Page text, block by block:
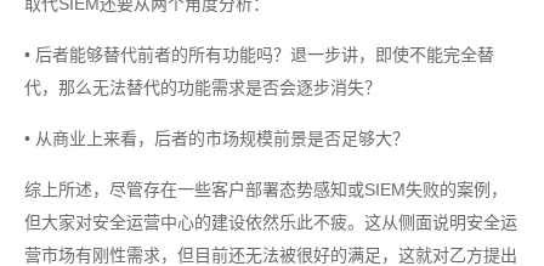
取代SIEM还要从两个角度分析：
• 后者能够替代前者的所有功能吗？退一步讲，即使不能完全替
代，那么无法替代的功能需求是否会逐步消失？
• 从商业上来看，后者的市场规模前景是否足够大？
综上所述，尽管存在一些客户部署态势感知或SIEM失败的案例，
但大家对安全运营中心的建设依然乐此不疲。这从侧面说明安全运
营市场有刚性需求，但目前还无法被很好的满足，这就对乙方提出